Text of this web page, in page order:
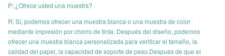
P: ¿Ofrece usted una muestra?
R: Sí, podemos ofrecer una muestra blanca o una muestra de color
mediante impresión por chorro de tinta. Después del diseño, podemos
ofrecer una muestra blanca personalizada para verificar el tamaño, la
calidad del papel, la capacidad de soporte de peso.Después de que el